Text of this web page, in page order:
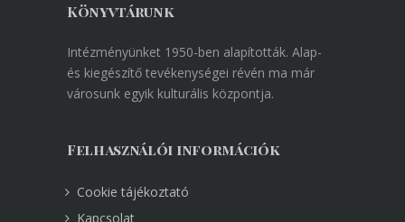
Könyvtárunk
Intézményünket 1950-ben alapították. Alap-
és kiegészítő tevékenységei révén ma már
városunk egyik kulturális központja.
Felhasználói információk
Cookie tájékoztató
Kapcsolat